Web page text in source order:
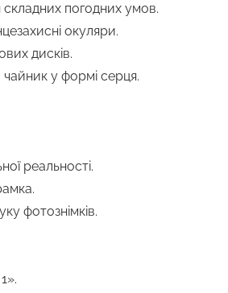
погодних умов.
окуляри.
дисків.
у формі серця.
реальності.
фотознімків.